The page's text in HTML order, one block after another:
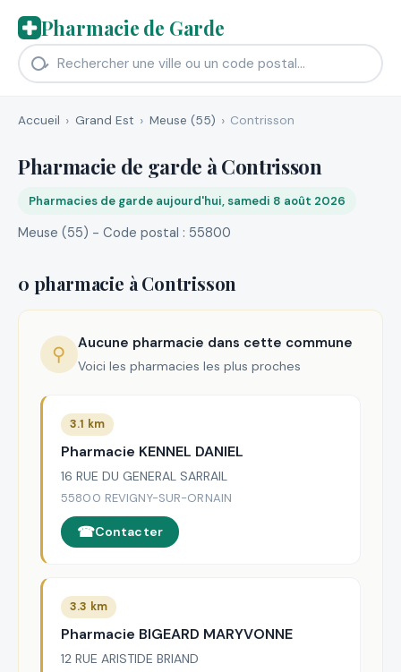
Pharmacie de Garde
Accueil Grand Est Meuse (55) Contrisson
Pharmacie de garde à Contrisson
Pharmacies de garde aujourd'hui, samedi 8 août 2026
Meuse (55) - Code postal : 55800
0 pharmacie à Contrisson
⚲ Aucune pharmacie dans cette commune
Voici les pharmacies les plus proches
3.1 km
Pharmacie KENNEL DANIEL
16 RUE DU GENERAL SARRAIL
55800 REVIGNY-SUR-ORNAIN
Contacter
3.3 km
Pharmacie BIGEARD MARYVONNE
12 RUE ARISTIDE BRIAND